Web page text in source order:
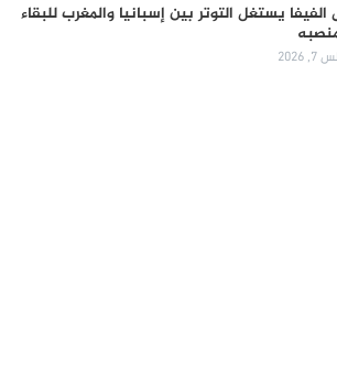
يستغل التوتر بين إسبانيا والمغرب للبقاء